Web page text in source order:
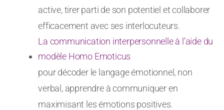
active, tirer parti de son potentiel et collaborer
efficacement avec ses interlocuteurs.
La communication interpersonnelle à l’aide du
modèle Homo Emoticus
pour décoder le langage émotionnel, non
verbal, apprendre à communiquer en
maximisant les émotions positives.